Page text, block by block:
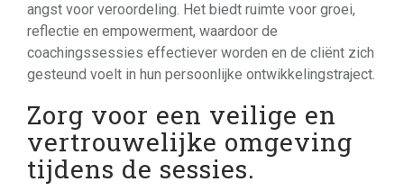
angst voor veroordeling. Het biedt ruimte voor groei,
reflectie en empowerment, waardoor de
coachingssessies effectiever worden en de cliënt zich
gesteund voelt in hun persoonlijke ontwikkelingstraject.
Zorg voor een veilige en
vertrouwelijke omgeving
tijdens de sessies.